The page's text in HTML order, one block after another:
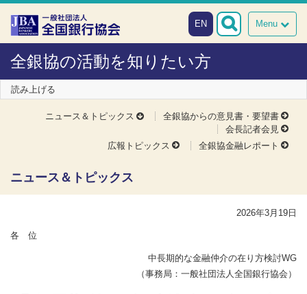
本文へスキップ
障がい者向け相談窓口
Menu
EN
全銀協の活動を知りたい方
読み上げる
ニュース＆トピックス
全銀協からの意見書・要望書
会長記者会見
広報トピックス
全銀協金融レポート
ニュース＆トピックス
2026年3月19日
各 位
中長期的な金融仲介の在り方検討WG
（事務局：一般社団法人全国銀行協会）